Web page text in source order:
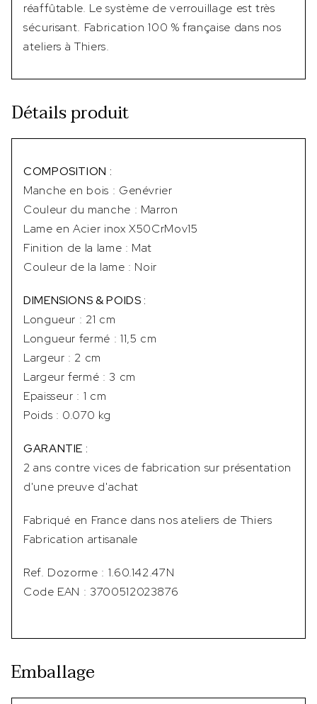
réaffûtable. Le système de verrouillage est très
sécurisant. Fabrication 100 % française dans nos
ateliers à Thiers.
Détails produit
COMPOSITION :
Manche en bois : Genévrier
Couleur du manche : Marron
Lame en Acier inox X50CrMov15
Finition de la lame : Mat
Couleur de la lame : Noir
DIMENSIONS & POIDS :
Longueur : 21 cm
Longueur fermé : 11,5 cm
Largeur : 2 cm
Largeur fermé : 3 cm
Epaisseur : 1 cm
Poids : 0.070 kg
GARANTIE :
2 ans contre vices de fabrication sur présentation
d'une preuve d'achat
Fabriqué en France dans nos ateliers de Thiers
Fabrication artisanale
Ref. Dozorme : 1.60.142.47N
Code EAN : 3700512023876
Emballage